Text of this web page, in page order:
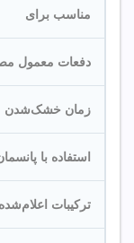
مناسب برای
دفعات معمول
زمان خشک‌شدن
استفاده با
ترکیبات اعلام‌شده